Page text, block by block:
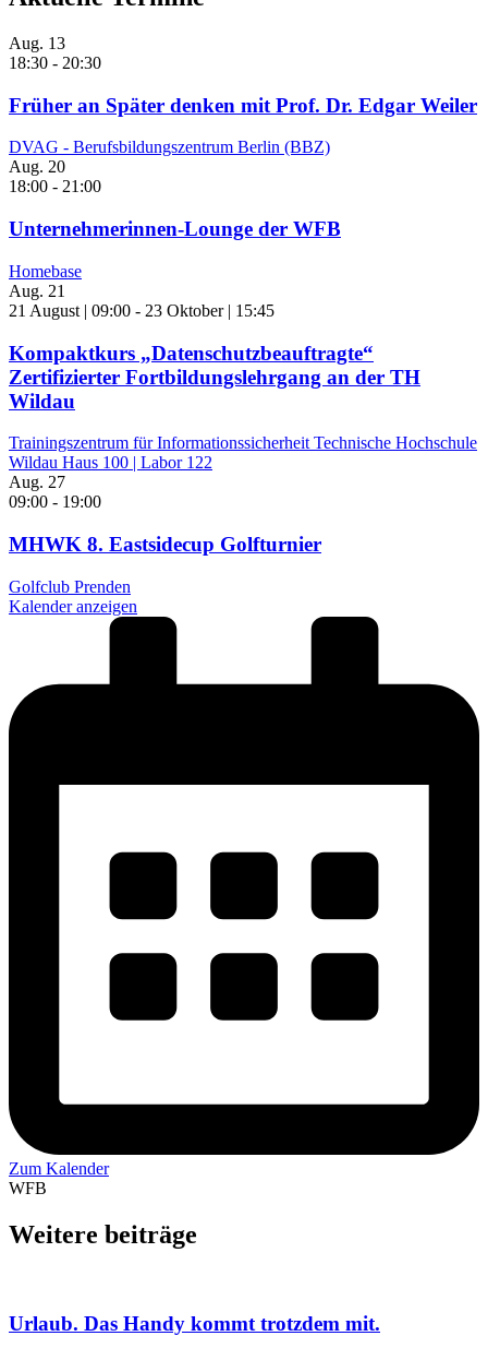
Aug. 13
18:30 - 20:30
Früher an Später denken mit Prof. Dr. Edgar Weiler
DVAG - Berufsbildungszentrum Berlin (BBZ)
Aug. 20
18:00 - 21:00
Unternehmerinnen-Lounge der WFB
Homebase
Aug. 21
21 August | 09:00 - 23 Oktober | 15:45
Kompaktkurs „Datenschutzbeauftragte“
Zertifizierter Fortbildungslehrgang an der TH
Wildau
Trainingszentrum für Informationssicherheit Technische Hochschule
Wildau Haus 100 | Labor 122
Aug. 27
09:00 - 19:00
MHWK 8. Eastsidecup Golfturnier
Golfclub Prenden
Kalender anzeigen
Zum Kalender
WFB
Weitere beiträge
Urlaub. Das Handy kommt trotzdem mit.